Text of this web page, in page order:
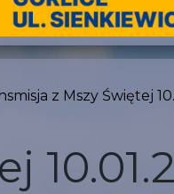
z Mszy Świętej